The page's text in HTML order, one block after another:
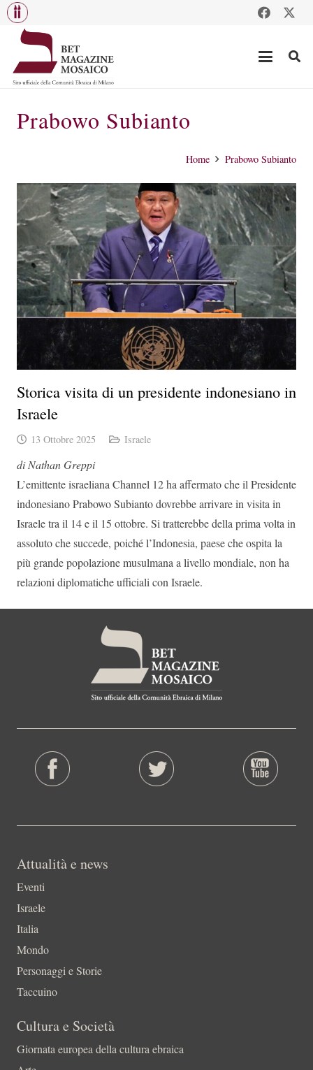
Prabowo Subianto
Home Prabowo Subianto
Storica visita di un presidente indonesiano in
Israele
13 Ottobre 2025 Israele
di Nathan Greppi
L’emittente israeliana Channel 12 ha affermato che il Presidente
indonesiano Prabowo Subianto dovrebbe arrivare in visita in
Israele tra il 14 e il 15 ottobre. Si tratterebbe della prima volta in
assoluto che succede, poiché l’Indonesia, paese che ospita la
più grande popolazione musulmana a livello mondiale, non ha
relazioni diplomatiche ufficiali con Israele.
Attualità e news
Eventi
Israele
Italia
Mondo
Personaggi e Storie
Taccuino
Cultura e Società
Giornata europea della cultura ebraica